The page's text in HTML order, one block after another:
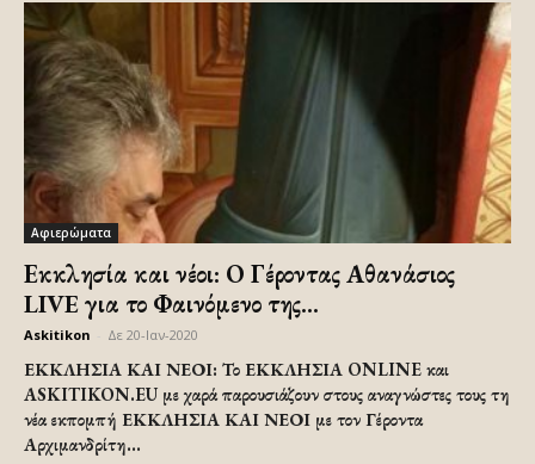
Αφιερώματα
Εκκλησία και νέοι: Ο Γέροντας Αθανάσιος
LIVE για το Φαινόμενο της...
Askitikon Δε 20-Ιαν-2020
ΕΚΚΛΗΣΙΑ ΚΑΙ ΝΕΟΙ: Το ΕΚΚΛΗΣΙΑ ONLINE και
ASKITIKON.EU με χαρά παρουσιάζουν στους αναγνώστες τους τη
νέα εκπομπή ΕΚΚΛΗΣΙΑ ΚΑΙ ΝΕΟΙ με τον Γέροντα
Αρχιμανδρίτη...